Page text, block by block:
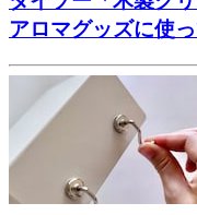
アロマグッズに使